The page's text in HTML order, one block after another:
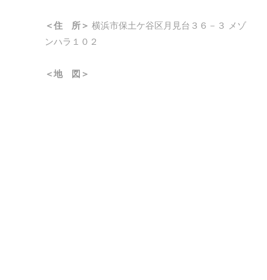
＜住 所＞ 横浜市保土ケ谷区月見台３６－３ メゾ
ンハラ１０２
＜地 図＞